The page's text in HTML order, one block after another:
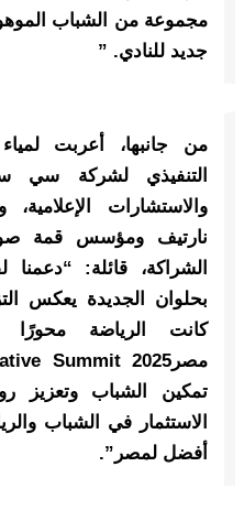
مجموعة من الشباب
جديد للنادي. ”
من جانبها، أعربت
التنفيذي لشركة سي
والاستشارات
نارتيف ومؤسس قمة
الشراكة، قائلة: “دعمنا
بحلوان الجديدة يعكس
كانت الرياضة
تمكين الشباب وتعزيز
الاستثمار في الشباب
أفضل لمصر”.